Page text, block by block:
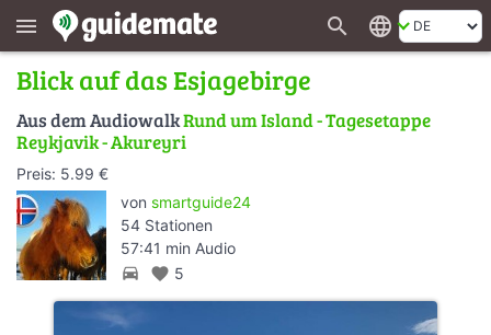
menu search language
Blick auf das Esjagebirge
Aus dem AudiowalkRund um Island - Tagesetappe
Reykjavik - Akureyri
Preis: 5.99 €
von smartguide24
54 Stationen
57:41 min Audio
directions_car favorite 5